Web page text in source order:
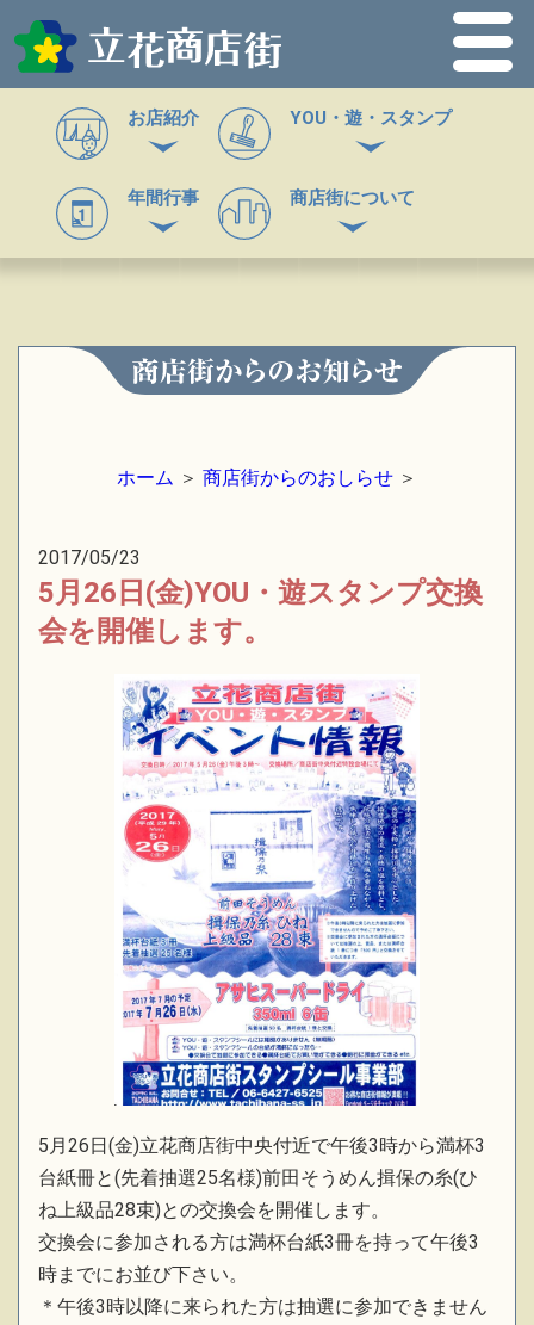
お店紹介 YOU・遊・スタンプ
年間行事 商店街について
ホーム ＞ 商店街からのおしらせ ＞
2017/05/23
5月26日(金)YOU・遊スタンプ交換
会を開催します。
5月26日(金)立花商店街中央付近で午後3時から満杯3
台紙冊と(先着抽選25名様)前田そうめん揖保の糸(ひ
ね上級品28束)との交換会を開催します。
交換会に参加される方は満杯台紙3冊を持って午後3
時までにお並び下さい。
＊午後3時以降に来られた方は抽選に参加できません